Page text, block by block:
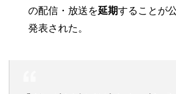
の配信・放送を延期することが
発表された。